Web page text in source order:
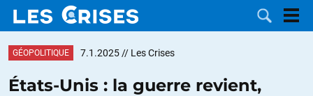
GÉOPOLITIQUE 7.1.2025 // Les Crises
États-Unis : la guerre revient,